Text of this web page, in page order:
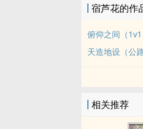
宿芦花的作
俯仰之间（1v1
天造地设（公
相关推荐